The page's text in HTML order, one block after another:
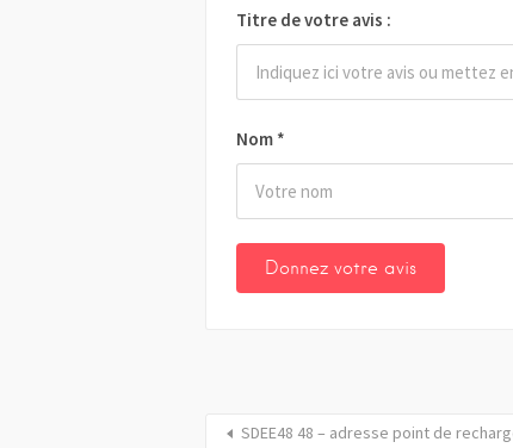
Nom *
Titre de votre avis :
SDEE48 48 – adresse point de